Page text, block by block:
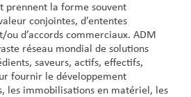
prennent la forme souvent
conjointes, d’ententes
ou d’accords commerciaux. ADM
réseau mondial de solutions
saveurs, actifs, effectifs,
fournir le développement
les immobilisations en matériel, les